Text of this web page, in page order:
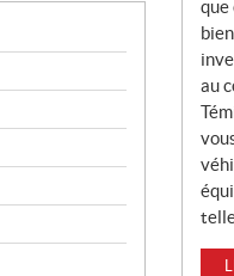
L
L
E
S
que
au